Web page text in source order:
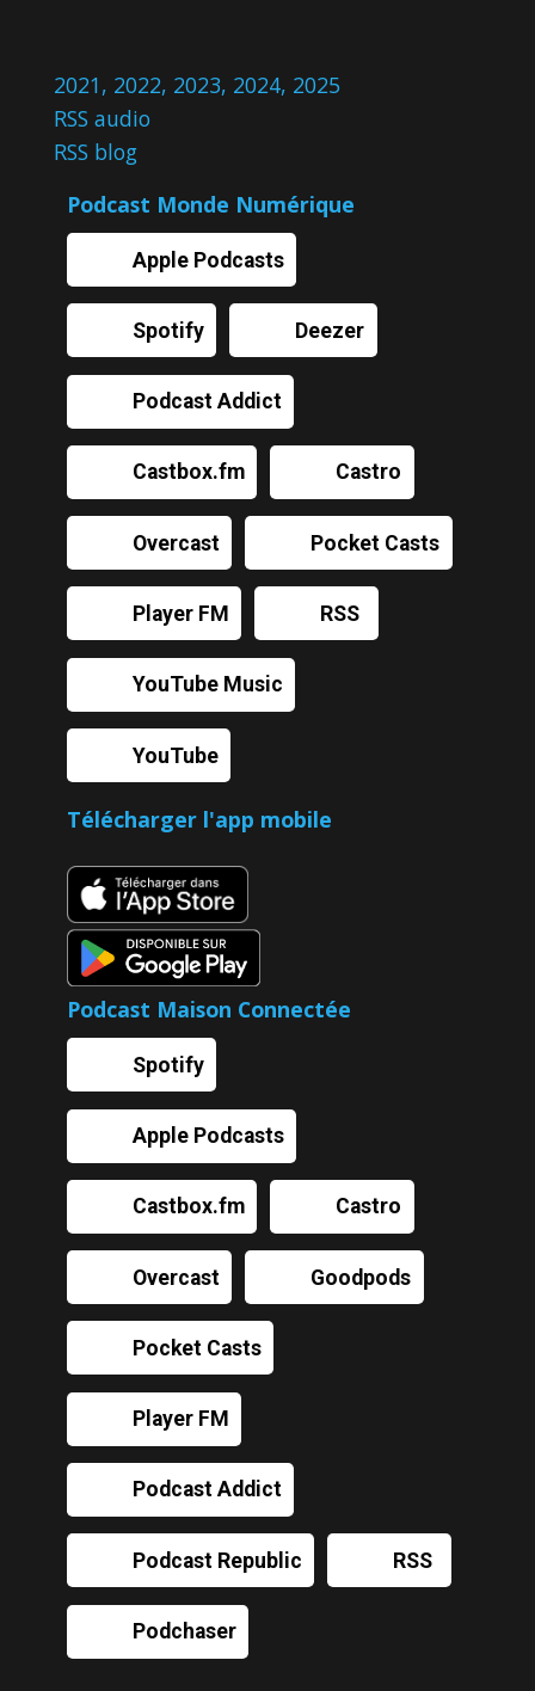
2021, 2022, 2023, 2024, 2025
RSS audio
RSS blog
Podcast Monde Numérique
Apple Podcasts
Spotify Deezer
Podcast Addict
Castbox.fm Castro
Overcast Pocket Casts
Player FM RSS
YouTube Music
YouTube
Télécharger l'app mobile
Podcast Maison Connectée
Spotify
Apple Podcasts
Castbox.fm Castro
Overcast Goodpods
Pocket Casts
Player FM
Podcast Addict
Podcast Republic RSS
Podchaser